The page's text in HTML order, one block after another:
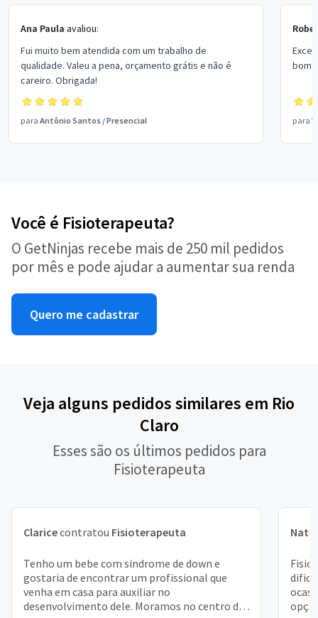
Ana Paula avaliou:
Fui muito bem atendida com um trabalho de
qualidade. Valeu a pena, orçamento grátis e não é
careiro. Obrigada!
para Antônio Santos /Presencial
bom
para
Você é Fisioterapeuta?
O GetNinjas recebe mais de 250 mil pedidos
por mês e pode ajudar a aumentar sua renda
Quero me cadastrar
Veja alguns pedidos similares em Rio
Claro
Esses são os últimos pedidos para
Fisioterapeuta
Claricecontratou Fisioterapeuta
Tenho um bebe com sindrome de down e
gostaria de encontrar um profissional que
venha em casa para auxiliar no
desenvolvimento dele. Moramos no centro de